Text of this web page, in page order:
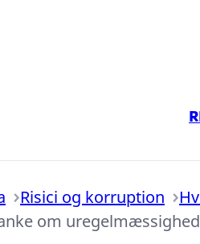
Risici og korruption
om